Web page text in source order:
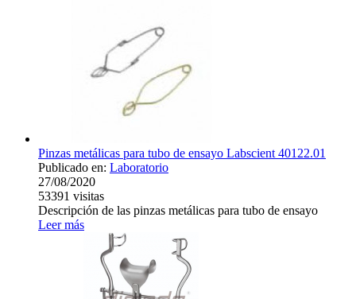
Pinzas metálicas para tubo de ensayo Labscient 40122.01
Publicado en: Laboratorio
27/08/2020
53391 visitas
Descripción de las pinzas metálicas para tubo de ensayo
Leer más